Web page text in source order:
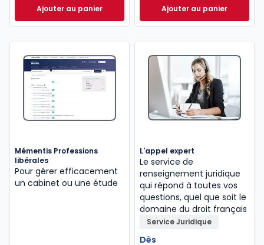
Ajouter au panierMémentis Comptable à 41,08 € HT/mois
Ajouter au panier
INNEO Cabinet
Mémentis Professions
libérales
Pour gérer efficacement
un cabinet ou une étude
L'appel expert
Le service de
renseignement juridique
qui répond à toutes vos
questions, quel que soit le
domaine du droit français
Service Juridique
Dès